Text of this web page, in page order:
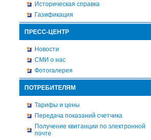
Историческая справка
Газификация
ПРЕСС-ЦЕНТР
Новости
СМИ о нас
Фотогалерея
ПОТРЕБИТЕЛЯМ
Тарифы и цены
Передача показаний счетчика
Получение квитанции по электронной
почте